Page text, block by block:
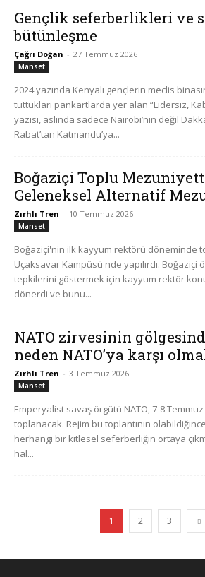
Gençlik seferberlikleri ve
bütünleşme
Çağrı Doğan - 27 Temmuz 2026
Manset
2024 yazında Kenyalı gençlerin meclis
tuttukları pankartlarda yer alan “Lidersiz,
yazısı, aslında sadece Nairobi’nin değil
Rabat’tan Katmandu’ya...
Boğaziçi Toplu
Geleneksel Alternatif
Zırhlı Tren - 10 Temmuz 2026
Manset
Boğaziçi'nin ilk kayyum rektörü döneminde
Uçaksavar Kampüsü'nde yapılırdı. Boğaziçi
tepkilerini göstermek için kayyum rektör
dönerdi ve bunu...
NATO zirvesinin
neden NATO’ya karşı
Zırhlı Tren - 3 Temmuz 2026
Manset
Emperyalist savaş örgütü NATO, 7-8
toplanacak. Rejim bu toplantının
herhangi bir kitlesel seferberliğin ortaya
hal...
1 2 3